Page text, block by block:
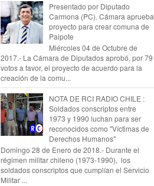
Presentado por Diputado
Carmona (PC). Cámara aprueba
proyecto para crear comuna de
Paipote
Miércoles 04 de Octubre de
2017.- La Cámara de Diputados aprobó, por 79
votos a favor, el proyecto de acuerdo para la
creación de la comu...
NOTA DE RCI RADIO CHILE :
Soldados conscriptos entre
1973 y 1990 luchan para ser
reconocidos como "Víctimas de
Derechos Humanos"
Domingo 28 de Enero de 2018.- Durante el
régimen militar chileno (1973-1990), los
soldados conscriptos que cumplían el Servicio
Militar ...